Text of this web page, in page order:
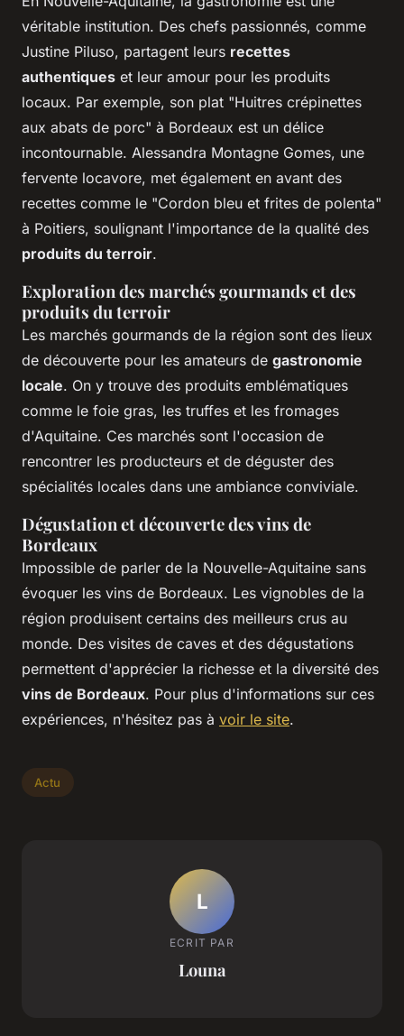
véritable institution. Des chefs passionnés, comme
Justine Piluso, partagent leurs recettes
authentiques et leur amour pour les produits
locaux. Par exemple, son plat "Huitres crépinettes
aux abats de porc" à Bordeaux est un délice
incontournable. Alessandra Montagne Gomes, une
fervente locavore, met également en avant des
recettes comme le "Cordon bleu et frites de polenta"
à Poitiers, soulignant l'importance de la qualité des
produits du terroir.
Exploration des marchés gourmands et des
produits du terroir
Les marchés gourmands de la région sont des lieux
de découverte pour les amateurs de gastronomie
locale. On y trouve des produits emblématiques
comme le foie gras, les truffes et les fromages
d'Aquitaine. Ces marchés sont l'occasion de
rencontrer les producteurs et de déguster des
spécialités locales dans une ambiance conviviale.
Dégustation et découverte des vins de
Bordeaux
Impossible de parler de la Nouvelle-Aquitaine sans
évoquer les vins de Bordeaux. Les vignobles de la
région produisent certains des meilleurs crus au
monde. Des visites de caves et des dégustations
permettent d'apprécier la richesse et la diversité des
vins de Bordeaux. Pour plus d'informations sur ces
expériences, n'hésitez pas à voir le site.
Actu
L
ECRIT PAR
Louna